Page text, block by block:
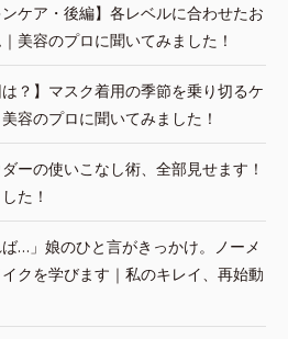
ケア・後編】各レベルに合わせたお
美容のプロに聞いてみました！
？】マスク着用の季節を乗り切るケ
容のプロに聞いてみました！
ーの使いこなし術、全部見せます！
た！
ば…」娘のひと言がきっかけ。ノーメ
クを学びます｜私のキレイ、再始動